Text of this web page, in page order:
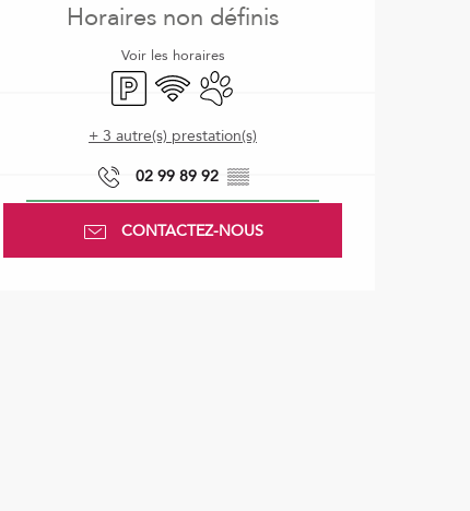
Horaires non définis
Voir les horaires
ParkingWiFi Animaux acceptés
+ 3 autre(s) prestation(s)
02 99 89 92 ▒▒
CONTACTEZ-NOUS